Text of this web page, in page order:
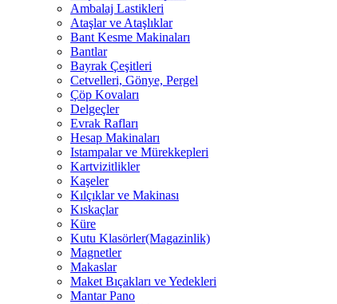
Ambalaj Lastikleri
Ataşlar ve Ataşlıklar
Bant Kesme Makinaları
Bantlar
Bayrak Çeşitleri
Cetvelleri, Gönye, Pergel
Çöp Kovaları
Delgeçler
Evrak Rafları
Hesap Makinaları
Istampalar ve Mürekkepleri
Kartvizitlikler
Kaşeler
Kılçıklar ve Makinası
Kıskaçlar
Küre
Kutu Klasörler(Magazinlik)
Magnetler
Makaslar
Maket Bıçakları ve Yedekleri
Mantar Pano